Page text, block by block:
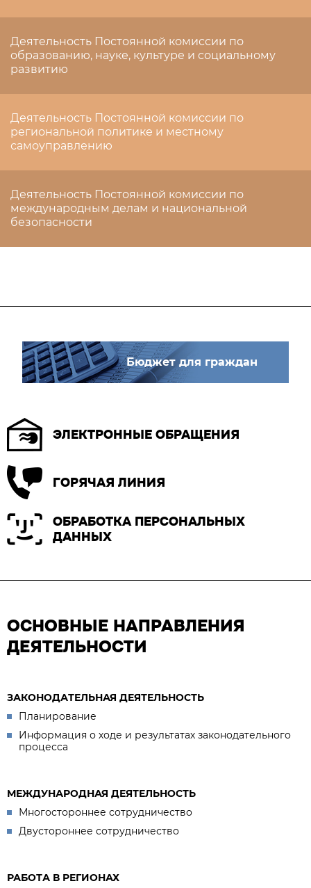
Деятельность Постоянной комиссии по
образованию, науке, культуре и социальному
развитию
Деятельность Постоянной комиссии по
региональной политике и местному
самоуправлению
Деятельность Постоянной комиссии по
международным делам и национальной
безопасности
Бюджет для граждан
ЭЛЕКТРОННЫЕ ОБРАЩЕНИЯ
ГОРЯЧАЯ ЛИНИЯ
ОБРАБОТКА ПЕРСОНАЛЬНЫХ
ДАННЫХ
ОСНОВНЫЕ НАПРАВЛЕНИЯ
ДЕЯТЕЛЬНОСТИ
ЗАКОНОДАТЕЛЬНАЯ ДЕЯТЕЛЬНОСТЬ
Планирование
Информация о ходе и результатах законодательного
процесса
МЕЖДУНАРОДНАЯ ДЕЯТЕЛЬНОСТЬ
Многостороннее сотрудничество
Двустороннее сотрудничество
РАБОТА В РЕГИОНАХ